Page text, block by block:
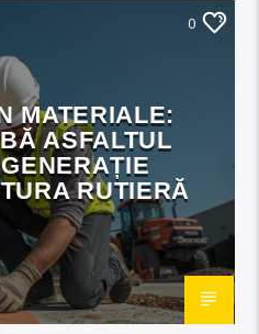
0
MATERIALE:
ASFALTUL
RUTIERĂ